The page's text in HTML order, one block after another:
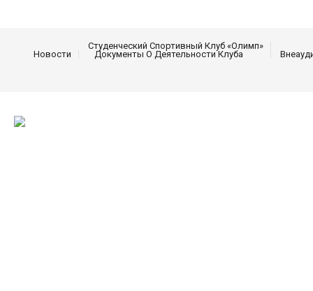
Новости
Студенческий Спортивный Клуб «Олимп»
Документы О Деятельности Клуба